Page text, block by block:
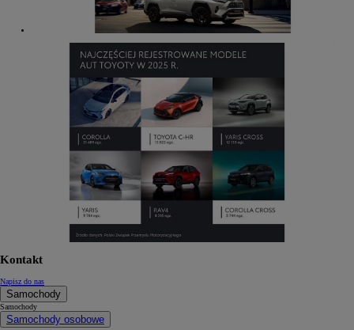
Kontakt
Napisz do nas
Samochody
Samochody
Samochody osobowe